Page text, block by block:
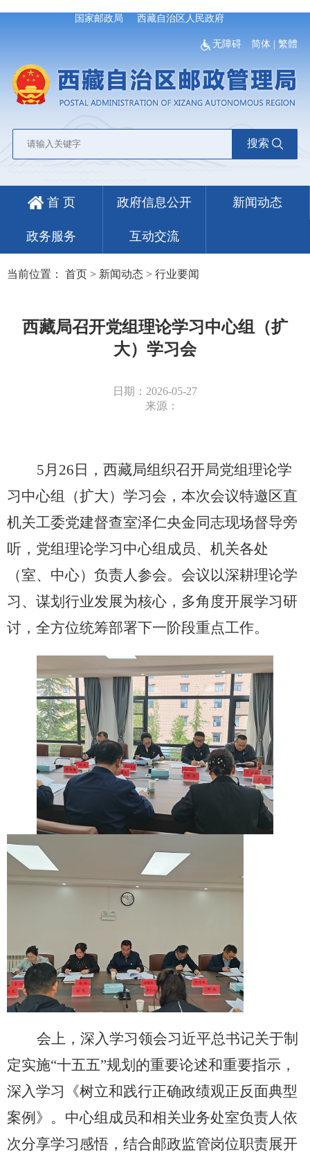
国家邮政局 西藏自治区人民政府
无障碍 简体 |繁體
搜索
首 页 政府信息公开 新闻动态
政务服务 互动交流
当前位置： 首页 > 新闻动态 > 行业要闻
西藏局召开党组理论学习中心组（扩
大）学习会
日期：2026-05-27
来源：
5月26日，西藏局组织召开局党组理论学
习中心组（扩大）学习会，本次会议特邀区直
机关工委党建督查室泽仁央金同志现场督导旁
听，党组理论学习中心组成员、机关各处
（室、中心）负责人参会。会议以深耕理论学
习、谋划行业发展为核心，多角度开展学习研
讨，全方位统筹部署下一阶段重点工作。
会上，深入学习领会习近平总书记关于制
定实施“十五五”规划的重要论述和重要指示，
深入学习《树立和践行正确政绩观正反面典型
案例》。中心组成员和相关业务处室负责人依
次分享学习感悟，结合邮政监管岗位职责展开